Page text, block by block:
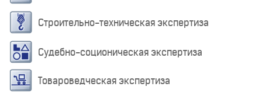
Строительно-техническая экспертиза
Судебно-соционическая экспертиза
Товароведческая экспертиза